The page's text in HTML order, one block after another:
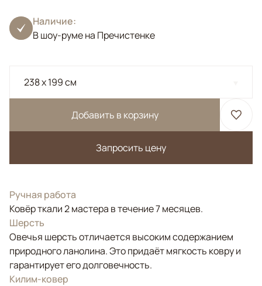
Наличие:
В шоу-руме на Пречистенке
238 x 199 см
Добавить в корзину
Запросить цену
Ручная работа
Ковёр ткали 2 мастера в течение 7 месяцев.
Шерсть
Овечья шерсть отличается высоким содержанием
природного ланолина. Это придаёт мягкость ковру и
гарантирует его долговечность.
Килим-ковер